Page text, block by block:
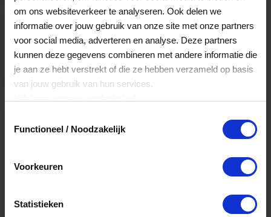
om ons websiteverkeer te analyseren. Ook delen we
informatie over jouw gebruik van onze site met onze partners
voor social media, adverteren en analyse. Deze partners
kunnen deze gegevens combineren met andere informatie die
je aan ze hebt verstrekt of die ze hebben verzameld op basis
van jouw gebruik van hun services.
Functioneel / Noodzakelijk
Voorkeuren
Statistieken
Veelgestelde Vragen
Hoelang blijft mijn saldo geldig?
Het volledige saldo op de VVV cadeaukaart
is minimaal drie jaar geldig.
Kan ik het saldo in delen besteden?
cadeaukaart in delen uitgeven.